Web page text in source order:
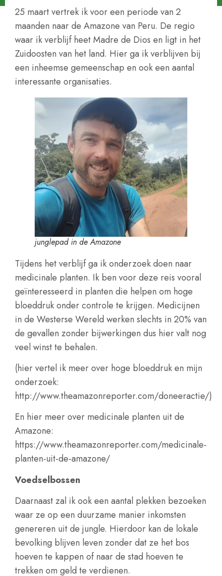
25 maart vertrek ik voor een periode van 2
maanden naar de Amazone van Peru. De regio
waar ik verblijf heet Madre de Dios en ligt in het
Zuidoosten van het land. Hier ga ik verblijven bij
een inheemse gemeenschap en ook een aantal
interessante organisaties.
junglepad in de Amazone
Tijdens het verblijf ga ik onderzoek doen naar
medicinale planten. Ik ben voor deze reis vooral
geïnteresseerd in planten die helpen om hoge
bloeddruk onder controle te krijgen. Medicijnen
in de Westerse Wereld werken slechts in 20% van
de gevallen zonder bijwerkingen dus hier valt nog
veel winst te behalen.
(hier vertel ik meer over hoge bloeddruk en mijn
onderzoek:
http://www.theamazonreporter.com/doneeractie/)
En hier meer over medicinale planten uit de
Amazone:
https://www.theamazonreporter.com/medicinale-
planten-uit-de-amazone/
Voedselbossen
Daarnaast zal ik ook een aantal plekken bezoeken
waar ze op een duurzame manier inkomsten
genereren uit de jungle. Hierdoor kan de lokale
bevolking blijven leven zonder dat ze het bos
hoeven te kappen of naar de stad hoeven te
trekken om geld te verdienen.